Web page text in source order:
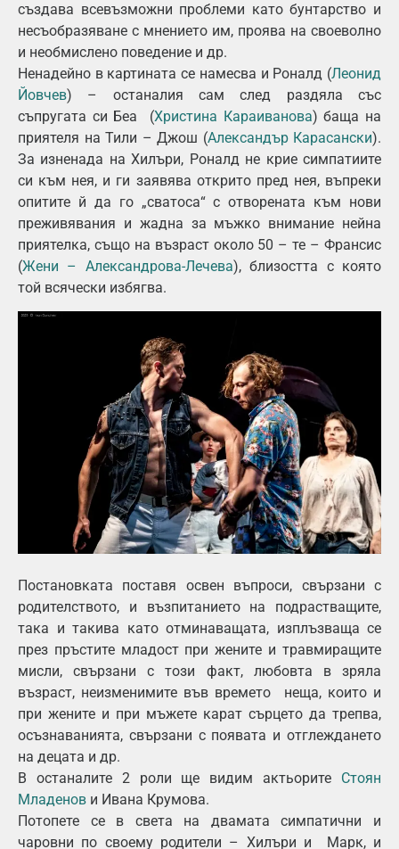
създава всевъзможни проблеми като бунтарство и
несъобразяване с мнението им, проява на своеволно
и необмислено поведение и др.
Ненадейно в картината се намесва и Роналд (Леонид
Йовчев) – останалия сам след раздяла със
съпругата си Беа (Христина Караиванова) баща на
приятеля на Тили – Джош (Александър Карасански).
За изненада на Хилъри, Роналд не крие симпатиите
си към нея, и ги заявява открито пред нея, въпреки
опитите й да го „сватоса“ с отворената към нови
преживявания и жадна за мъжко внимание нейна
приятелка, също на възраст около 50 – те – Франсис
(Жени – Александрова-Лечева), близостта с която
той всячески избягва.
Постановката поставя освен въпроси, свързани с
родителството, и възпитанието на подрастващите,
така и такива като отминаващата, изплъзваща се
през пръстите младост при жените и травмиращите
мисли, свързани с този факт, любовта в зряла
възраст, неизменимите във времето неща, които и
при жените и при мъжете карат сърцето да трепва,
осъзнаванията, свързани с появата и отглеждането
на децата и др.
В останалите 2 роли ще видим актьорите Стоян
Младенов и Ивана Крумова.
Потопете се в света на двамата симпатични и
чаровни по своему родители – Хилъри и Марк, и